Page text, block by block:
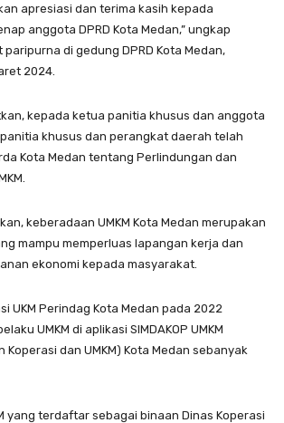
apresiasi dan terima kasih kepada
anggota DPRD Kota Medan,” ungkap
di gedung DPRD Kota Medan,
2024.
kepada ketua panitia khusus dan anggota
khusus dan perangkat daerah telah
Kota Medan tentang Perlindungan dan
keberadaan UMKM Kota Medan merupakan
mampu memperluas lapangan kerja dan
ekonomi kepada masyarakat.
UKM Perindag Kota Medan pada 2022
UMKM di aplikasi SIMDAKOP UMKM
dan UMKM) Kota Medan sebanyak
yang terdaftar sebagai binaan Dinas Koperasi